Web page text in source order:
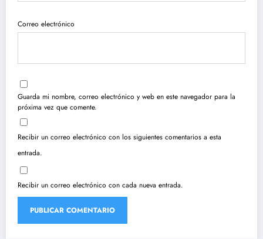
Correo electrónico
Guarda mi nombre, correo electrónico y web en este navegador para la
próxima vez que comente.
Recibir un correo electrónico con los siguientes comentarios a esta
entrada.
Recibir un correo electrónico con cada nueva entrada.